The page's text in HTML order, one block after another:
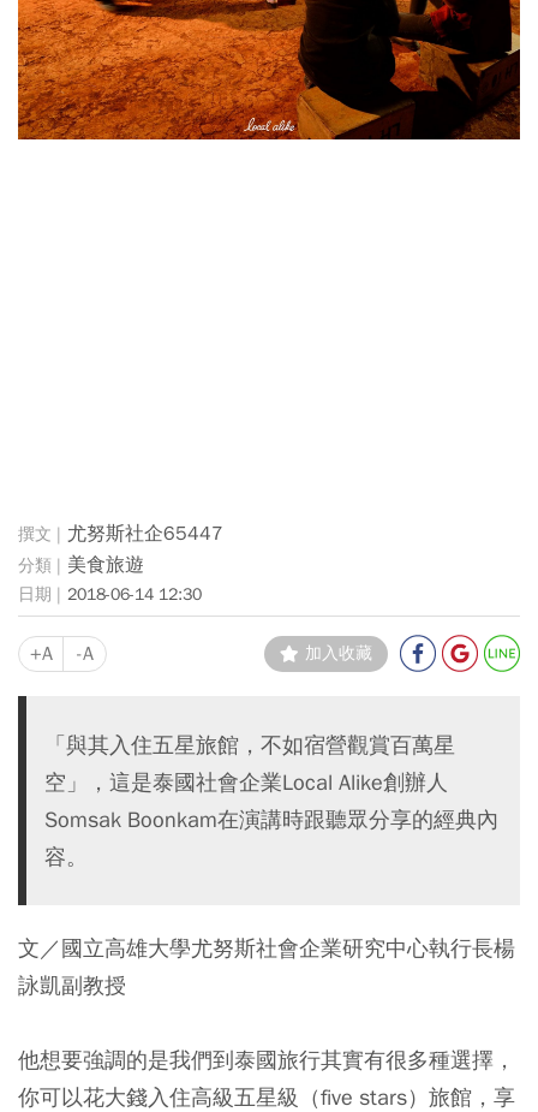
尤努斯社企65447
美食旅遊
2018-06-14 12:30
+A -A 加入收藏
「與其入住五星旅館，不如宿營觀賞百萬星
空」，這是泰國社會企業Local Alike創辦人
Somsak Boonkam在演講時跟聽眾分享的經典內
容。
文／國立高雄大學尤努斯社會企業研究中心執行長楊
詠凱副教授
他想要強調的是我們到泰國旅行其實有很多種選擇，
你可以花大錢入住高級五星級（five stars）旅館，享